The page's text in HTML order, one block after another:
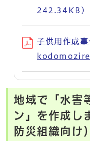
242.34KB)
子供用作成
地域で「水害
ン」を作成し
防災組織向け）